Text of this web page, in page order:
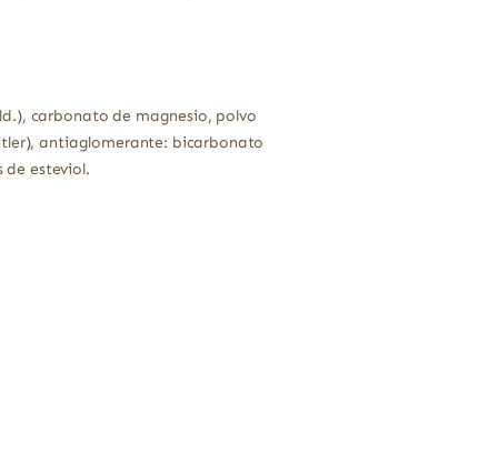
carbonato de magnesio, polvo
antiaglomerante: bicarbonato
de esteviol.